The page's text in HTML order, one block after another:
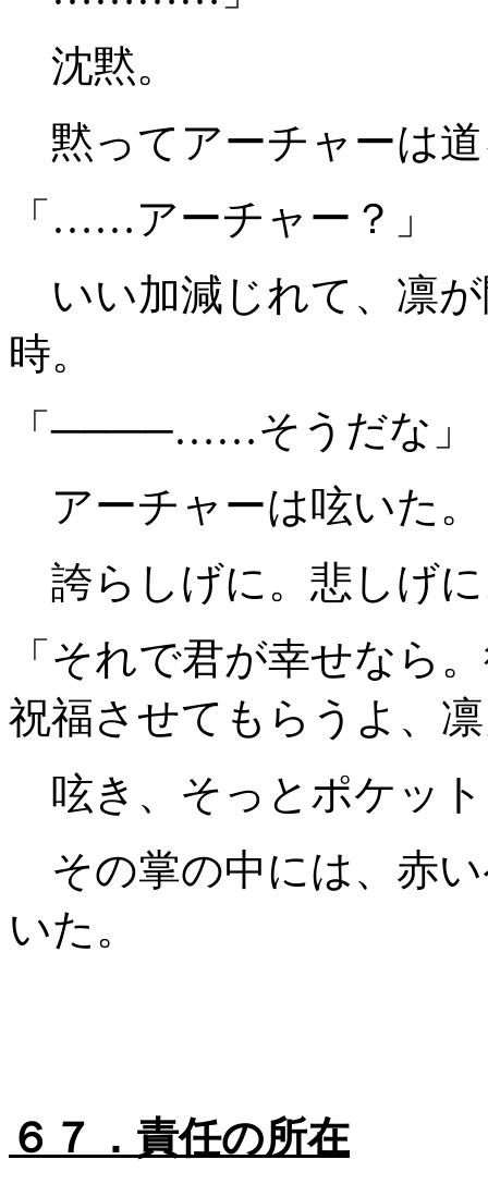
沈黙。
黙ってアーチャーは
「……アーチャー？」
いい加減じれて、凛
時。
「────……そうだな」
アーチャーは呟いた。
誇らしげに。悲しげ
「それで君が幸せなら
祝福させてもらうよ、
呟き、そっとポケッ
その掌の中には、赤
いた。
６７．責任の所在